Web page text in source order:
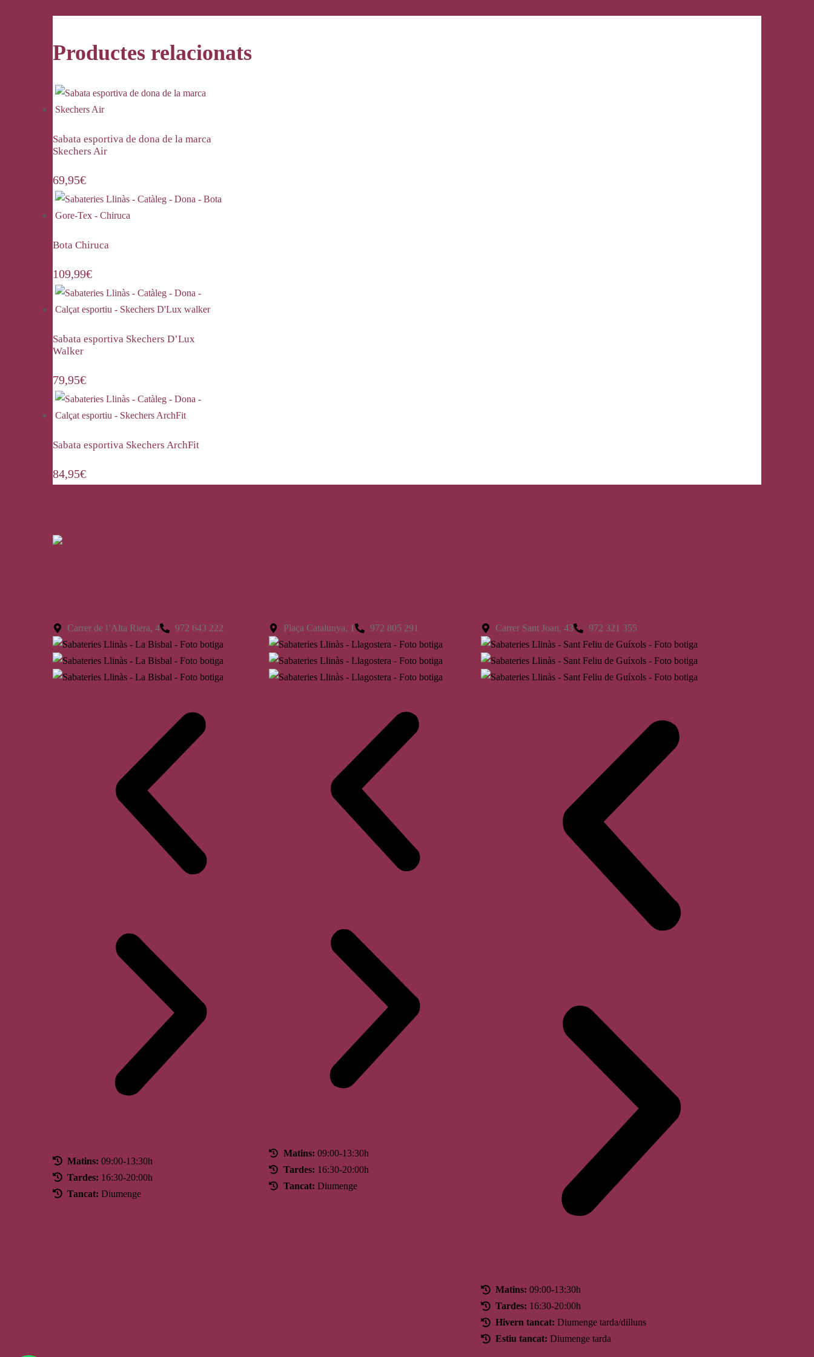
Productes relacionats
Sabata esportiva de dona de la marca
Skechers Air
69,95€
Bota Chiruca
109,99€
Sabata esportiva Skechers D’Lux
Walker
79,95€
Sabata esportiva Skechers ArchFit
84,95€
Carrer de l’Alta Riera, 4 972 643 222
Matins: 09:00-13:30h
Tardes: 16:30-20:00h
Tancat: Diumenge
Plaça Catalunya, 1 972 805 291
Matins: 09:00-13:30h
Tardes: 16:30-20:00h
Tancat: Diumenge
Carrer Sant Joan, 43 972 321 355
Matins: 09:00-13:30h
Tardes: 16:30-20:00h
Hivern tancat: Diumenge tarda/dilluns
Estiu tancat: Diumenge tarda